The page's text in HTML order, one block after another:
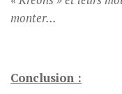
monter…
Conclusion :